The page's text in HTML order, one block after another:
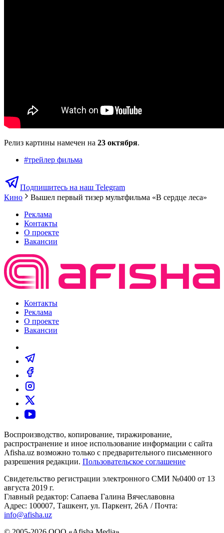
Релиз картины намечен на 23 октября.
#трейлер фильма
Подпишитесь на наш Telegram
Кино
Вышел первый тизер мультфильма «В сердце леса»
Реклама
Контакты
О проекте
Вакансии
Контакты
Реклама
О проекте
Вакансии
Воспроизводство, копирование, тиражирование,
распространение и иное использование информации с сайта
Afisha.uz возможно только с предварительного письменного
разрешения редакции. Пользовательское соглашение
Свидетельство регистрации электронного СМИ №0400 от 13
августа 2019 г.
Главный редактор: Сапаева Галина Вячеславовна
Адрес: 100007, Ташкент, ул. Паркент, 26А / Почта:
info@afisha.uz